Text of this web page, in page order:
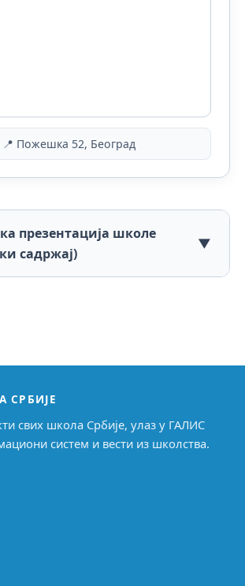
📍 Пожешка 52, Београд
презентација школе
садржај)
▼
СРБИЈЕ
свих школа Србије, улаз у ГАЛИС
систем и вести из школства.